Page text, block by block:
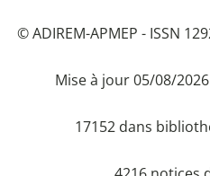
© ADIREM-APMEP - ISSN
Mise à jour 05/08/
17152 dans